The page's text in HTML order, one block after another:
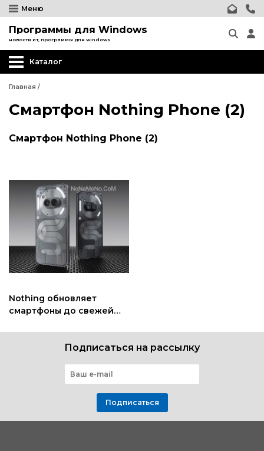
Меню
Программы для Windows
новости ит, программы для windows
Каталог
Главная /
Смартфон Nothing Phone (2)
Смартфон Nothing Phone (2)
Nothing обновляет
смартфоны до свежей
Подписаться на рассылку
Подписаться